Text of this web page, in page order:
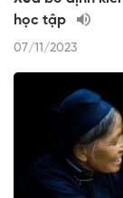
học tập
07/11/2023